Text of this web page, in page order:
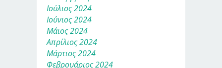
Ιούλιος 2024
Ιούνιος 2024
Μάιος 2024
Απρίλιος 2024
Μάρτιος 2024
Φεβρουάριος 2024